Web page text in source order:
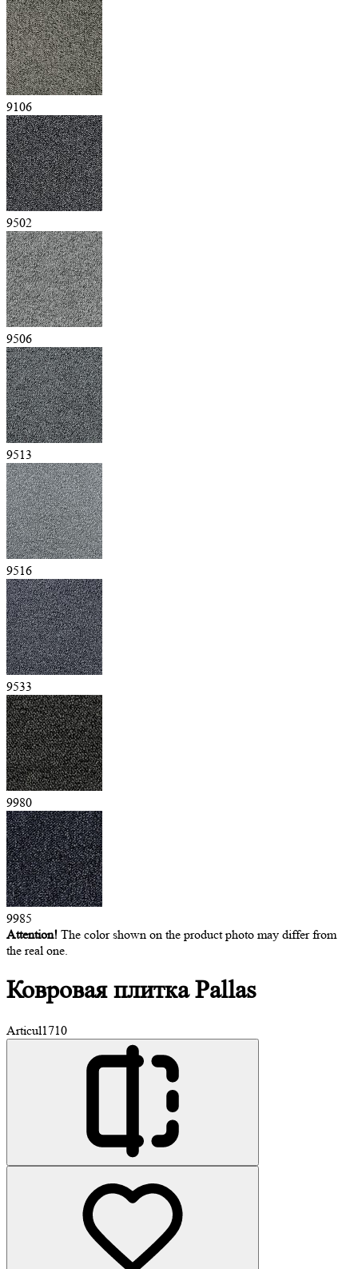
9106
9502
9506
9513
9516
9533
9980
9985
Attention! The color shown on the product photo may differ from
the real one.
Ковроваяплитка Pallas
Articul1710